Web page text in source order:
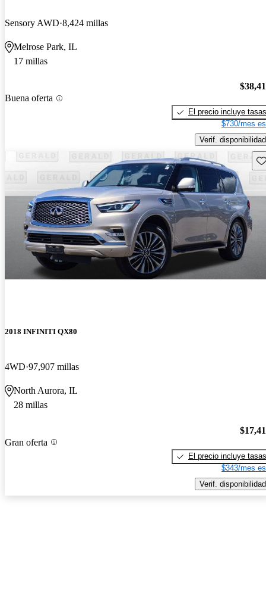
Sensory AWD 8,424 millas
Melrose Park, IL
17 millas
Buena oferta
El precio incluye tasas
$730/mes
Verif. disponibilidad
2018 INFINITI QX80
4WD 97,907 millas
North Aurora, IL
28 millas
Gran oferta
El precio incluye tasas
$343/mes
Verif. disponibilidad